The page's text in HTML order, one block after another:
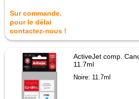
Sur commande.
pour le délai
contactez-nous !
ActiveJet comp.
11.7ml
Noire: 11.7ml